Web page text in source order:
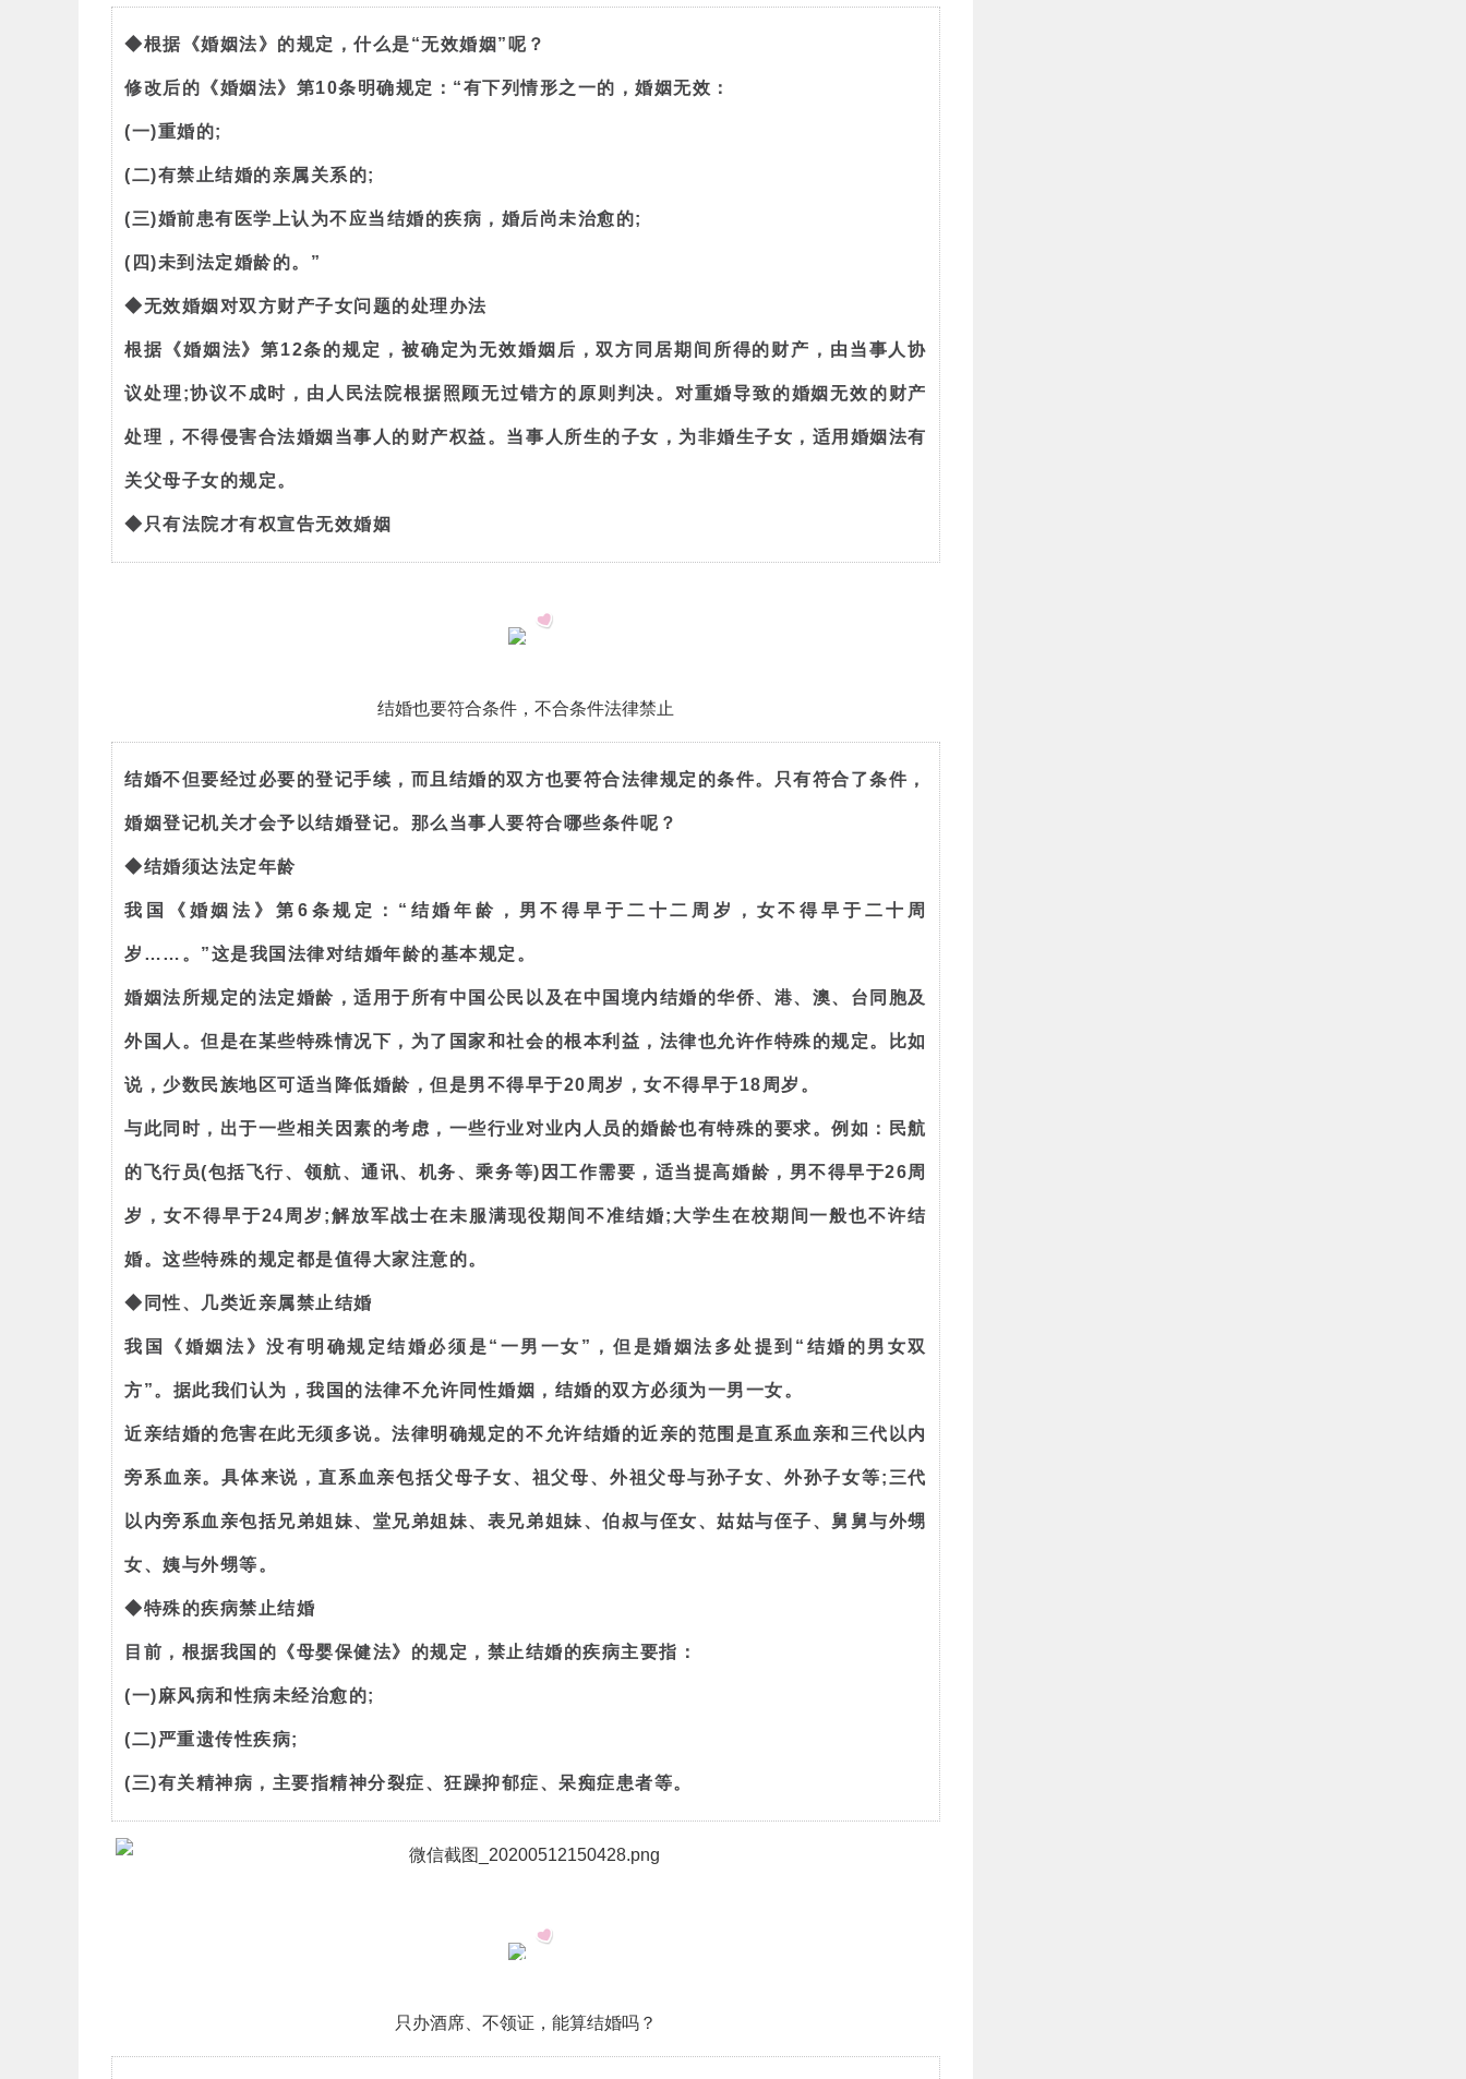
◆根据《婚姻法》的规定，什么是“无效婚姻”呢？
修改后的《婚姻法》第10条明确规定：“有下列情形之一的，婚姻无效：
(一)重婚的;
(二)有禁止结婚的亲属关系的;
(三)婚前患有医学上认为不应当结婚的疾病，婚后尚未治愈的;
(四)未到法定婚龄的。”
◆无效婚姻对双方财产子女问题的处理办法
根据《婚姻法》第12条的规定，被确定为无效婚姻后，双方同居期间所得的财产，由当事人协
议处理;协议不成时，由人民法院根据照顾无过错方的原则判决。对重婚导致的婚姻无效的财产
处理，不得侵害合法婚姻当事人的财产权益。当事人所生的子女，为非婚生子女，适用婚姻法有
关父母子女的规定。
◆只有法院才有权宣告无效婚姻
3
结婚也要符合条件，不合条件法律禁止
结婚不但要经过必要的登记手续，而且结婚的双方也要符合法律规定的条件。只有符合了条件，
婚姻登记机关才会予以结婚登记。那么当事人要符合哪些条件呢？
◆结婚须达法定年龄
我国《婚姻法》第6条规定：“结婚年龄，男不得早于二十二周岁，女不得早于二十周
岁……。”这是我国法律对结婚年龄的基本规定。
婚姻法所规定的法定婚龄，适用于所有中国公民以及在中国境内结婚的华侨、港、澳、台同胞及
外国人。但是在某些特殊情况下，为了国家和社会的根本利益，法律也允许作特殊的规定。比如
说，少数民族地区可适当降低婚龄，但是男不得早于20周岁，女不得早于18周岁。
与此同时，出于一些相关因素的考虑，一些行业对业内人员的婚龄也有特殊的要求。例如：民航
的飞行员(包括飞行、领航、通讯、机务、乘务等)因工作需要，适当提高婚龄，男不得早于26周
岁，女不得早于24周岁;解放军战士在未服满现役期间不准结婚;大学生在校期间一般也不许结
婚。这些特殊的规定都是值得大家注意的。
◆同性、几类近亲属禁止结婚
我国《婚姻法》没有明确规定结婚必须是“一男一女”，但是婚姻法多处提到“结婚的男女双
方”。据此我们认为，我国的法律不允许同性婚姻，结婚的双方必须为一男一女。
近亲结婚的危害在此无须多说。法律明确规定的不允许结婚的近亲的范围是直系血亲和三代以内
旁系血亲。具体来说，直系血亲包括父母子女、祖父母、外祖父母与孙子女、外孙子女等;三代
以内旁系血亲包括兄弟姐妹、堂兄弟姐妹、表兄弟姐妹、伯叔与侄女、姑姑与侄子、舅舅与外甥
女、姨与外甥等。
◆特殊的疾病禁止结婚
目前，根据我国的《母婴保健法》的规定，禁止结婚的疾病主要指：
(一)麻风病和性病未经治愈的;
(二)严重遗传性疾病;
(三)有关精神病，主要指精神分裂症、狂躁抑郁症、呆痴症患者等。
4
只办酒席、不领证，能算结婚吗？